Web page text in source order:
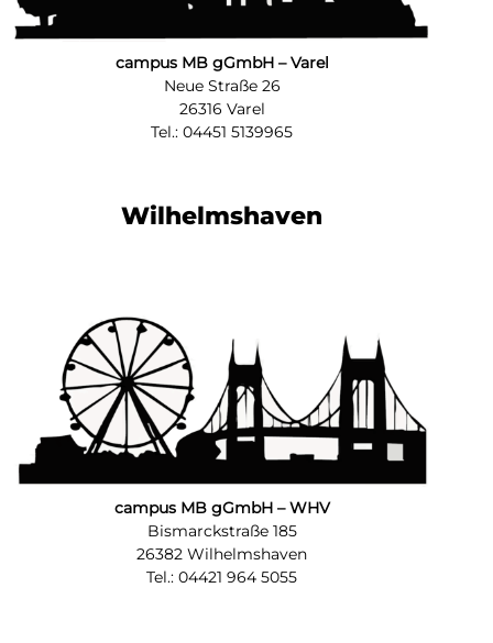
campus MB gGmbH – Varel
Neue Straße 26
26316 Varel
Tel.: 04451 5139965
Wilhelmshaven
campus MB gGmbH – WHV
Bismarckstraße 185
26382 Wilhelmshaven
Tel.: 04421 964 5055